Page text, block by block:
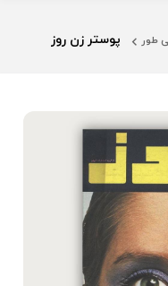
طور پوستر زن روز